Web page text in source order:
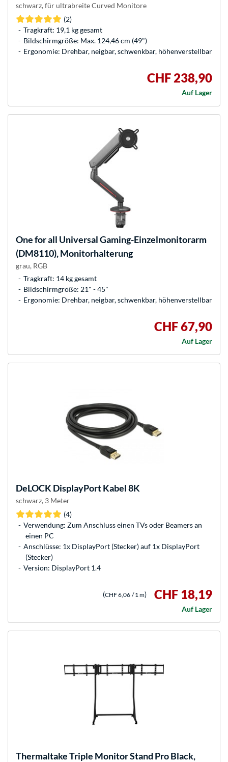
schwarz, für ultrabreite Curved Monitore
(2)
Tragkraft: 19,1 kg gesamt
Bildschirmgröße: Max. 124,46 cm (49")
Ergonomie: Drehbar, neigbar, schwenkbar, höhenverstellbar
CHF 238,90
Auf Lager
One for all Universal Gaming-Einzelmonitorarm
(DM8110), Monitorhalterung
grau, RGB
Tragkraft: 14 kg gesamt
Bildschirmgröße: 21" - 45"
Ergonomie: Drehbar, neigbar, schwenkbar, höhenverstellbar
CHF 67,90
Auf Lager
DeLOCK DisplayPort Kabel 8K
schwarz, 3 Meter
(4)
Verwendung: Zum Anschluss einen TVs oder Beamers an
einen PC
Anschlüsse: 1x DisplayPort (Stecker) auf 1x DisplayPort
(Stecker)
Version: DisplayPort 1.4
(CHF 6,06 / 1 m) CHF 18,19
Auf Lager
ThermaltakeTriple Monitor Stand Pro Black,